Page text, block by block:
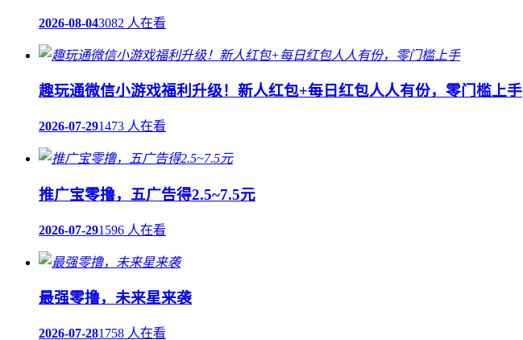
2026-08-043082 人在看
趣玩通微信小游戏福利升级！新人红包+每日红包人人有份，零门槛上手
2026-07-291473 人在看
推广宝零撸，五广告得2.5~7.5元
2026-07-291596 人在看
最强零撸，未来星来袭
2026-07-281758 人在看